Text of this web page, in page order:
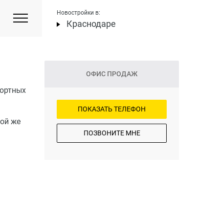
Новостройки в:
Краснодаре
же
ОФИС ПРОДАЖ
ПОКАЗАТЬ ТЕЛЕФОН
ПОЗВОНИТЕ МНЕ